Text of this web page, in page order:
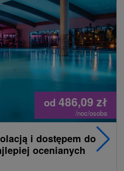
od 486,09 zł
/noc/osoba
i dostępem do
ocenianych